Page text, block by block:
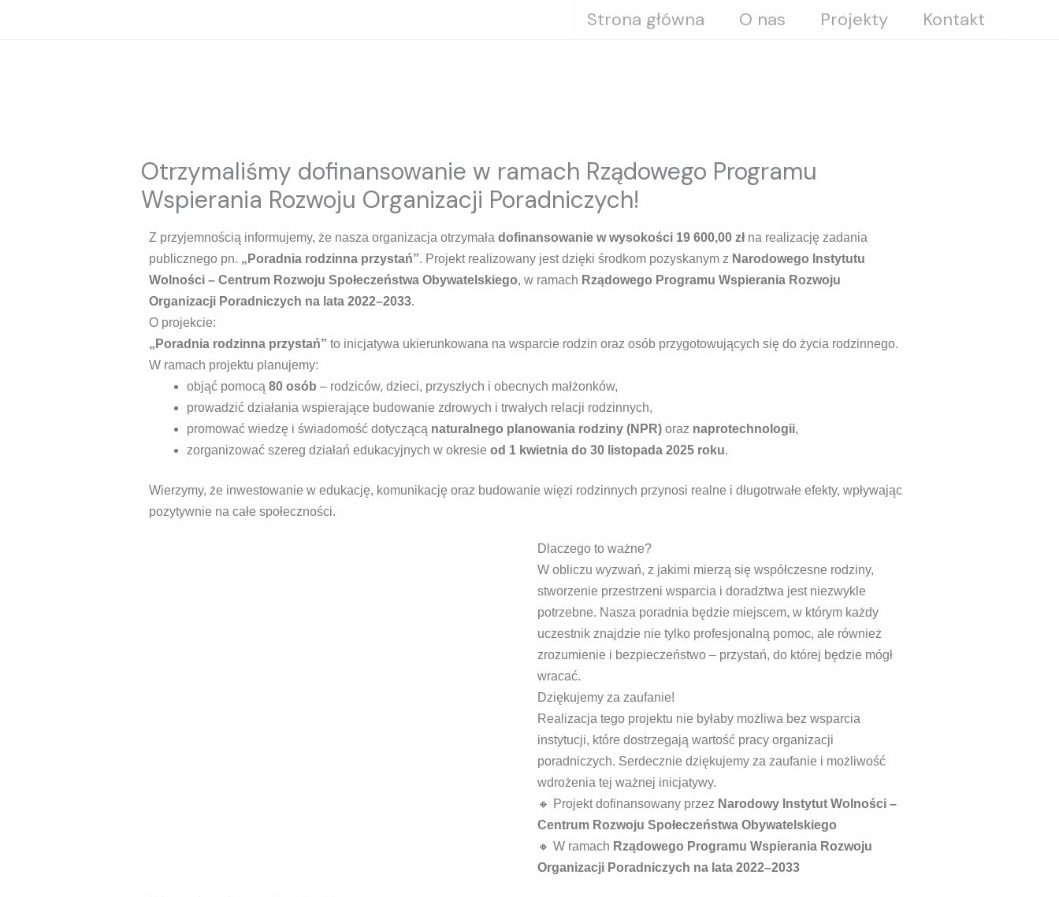
Strona główna O nas Projekty Kontakt
Otrzymaliśmy dofinansowanie w ramach Rządowego Programu
Wspierania Rozwoju Organizacji Poradniczych!
Z przyjemnością informujemy, że nasza organizacja otrzymała dofinansowanie w wysokości 19 600,00 złna realizację zadania
publicznego pn. „Poradnia rodzinna przystań”. Projekt realizowany jest dzięki środkom pozyskanym z Narodowego Instytutu
Wolności – Centrum Rozwoju Społeczeństwa Obywatelskiego, w ramach Rządowego Programu Wspierania Rozwoju
Organizacji Poradniczych na lata 2022–2033.
O projekcie:
„Poradnia rodzinna przystań” to inicjatywa ukierunkowana na wsparcie rodzin oraz osób przygotowujących się do życia rodzinnego.
W ramach projektu planujemy:
objąć pomocą 80 osób – rodziców, dzieci, przyszłych i obecnych małżonków,
prowadzić działania wspierające budowanie zdrowych i trwałych relacji rodzinnych,
promować wiedzę i świadomość dotyczącą naturalnego planowania rodziny (NPR)oraz naprotechnologii,
zorganizować szereg działań edukacyjnych w okresie od 1 kwietnia do 30 listopada 2025 roku.
Wierzymy, że inwestowanie w edukację, komunikację oraz budowanie więzi rodzinnych przynosi realne i długotrwałe efekty, wpływając
pozytywnie na całe społeczności.
Dlaczego to ważne?
W obliczu wyzwań, z jakimi mierzą się współczesne rodziny,
stworzenie przestrzeni wsparcia i doradztwa jest niezwykle
potrzebne. Nasza poradnia będzie miejscem, w którym każdy
uczestnik znajdzie nie tylko profesjonalną pomoc, ale również
zrozumienie i bezpieczeństwo – przystań, do której będzie mógł
wracać.
Dziękujemy za zaufanie!
Realizacja tego projektu nie byłaby możliwa bez wsparcia
instytucji, które dostrzegają wartość pracy organizacji
poradniczych. Serdecznie dziękujemy za zaufanie i możliwość
wdrożenia tej ważnej inicjatywy.
🔸 Projekt dofinansowany przez Narodowy Instytut Wolności –
Centrum Rozwoju Społeczeństwa Obywatelskiego
🔸 W ramach Rządowego Programu Wspierania Rozwoju
Organizacji Poradniczych na lata 2022–2033